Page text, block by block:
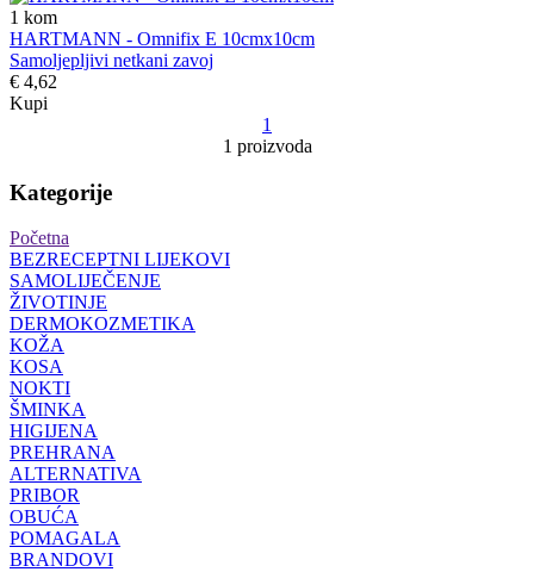
1 kom
HARTMANN - Omnifix E 10cmx10cm
Samoljepljivi netkani zavoj
€ 4,62
Kupi
1
1 proizvoda
Kategorije
Početna
BEZRECEPTNI LIJEKOVI
SAMOLIJEČENJE
ŽIVOTINJE
DERMOKOZMETIKA
KOŽA
KOSA
NOKTI
ŠMINKA
HIGIJENA
PREHRANA
ALTERNATIVA
PRIBOR
OBUĆA
POMAGALA
BRANDOVI